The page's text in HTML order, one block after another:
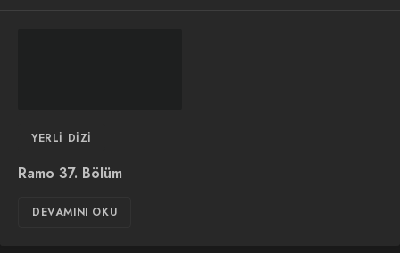
YERLI DIZI
Ramo 37. Bölüm
DEVAMINI OKU